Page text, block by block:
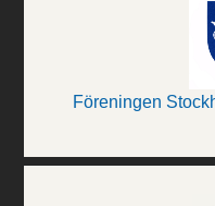
Föreningen